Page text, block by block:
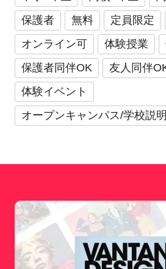
保護者
無料 定員限定
オンライン可
体験授業
保護者同伴OK
友人同伴
体験イベント
オープンキャンパス/学校説